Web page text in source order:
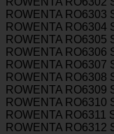
ROWENTA RO6303
ROWENTA RO6304
ROWENTA RO6305
ROWENTA RO6306
ROWENTA RO6307
ROWENTA RO6308
ROWENTA RO6309
ROWENTA RO6310
ROWENTA RO6311
ROWENTA RO6312